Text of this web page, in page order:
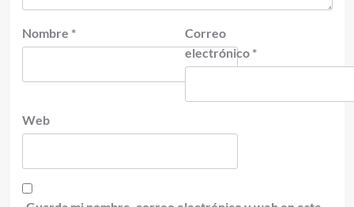
Nombre *
Correo
electrónico *
Web